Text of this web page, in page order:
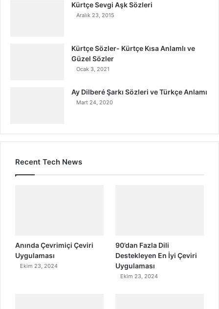
Kürtçe Sevgi Aşk Sözleri
Aralık 23, 2015
Kürtçe Sözler- Kürtçe Kısa Anlamlı ve
Güzel Sözler
Ocak 3, 2021
Ay Dilberé Şarkı Sözleri ve Türkçe Anlamı
Mart 24, 2020
Recent Tech News
Anında Çevrimiçi Çeviri
Uygulaması
Ekim 23, 2024
90’dan Fazla Dili
Destekleyen En İyi Çeviri
Uygulaması
Ekim 23, 2024